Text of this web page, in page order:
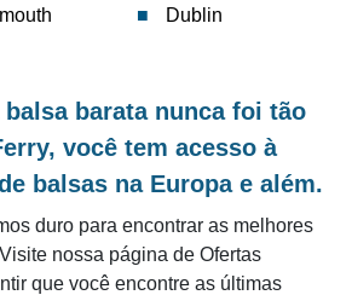
Dublin
barata nunca foi tão
você tem acesso à
balsas na Europa e além.
duro para encontrar as melhores
nossa página de Ofertas
que você encontre as últimas